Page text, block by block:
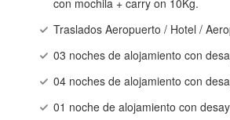
Traslados Aeropuerto / Hotel /
03 noches de alojamiento con
04 noches de alojamiento con
01 noche de alojamiento con